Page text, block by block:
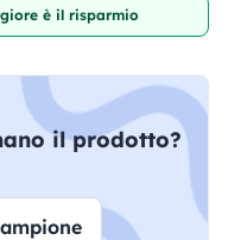
è il risparmio
il prodotto?